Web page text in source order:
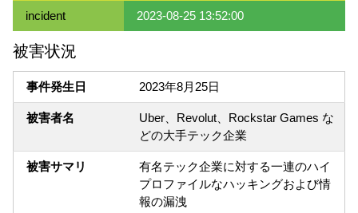
incident 2023-08-25 13:52:00
被害状況
事件発生日 2023年8月25日
被害者名
Uber、Revolut、Rockstar Games な
どの大手テック企業
被害サマリ
有名テック企業に対する一連のハイ
プロファイルなハッキングおよび情
報の漏洩